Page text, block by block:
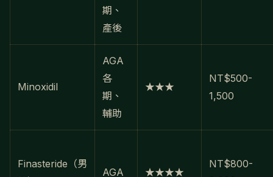
期、
產後
Minoxidil
AGA
各
期、
輔助
★★★
NT$500-
1,500
Finasteride（男
AGA ★★★★
NT$800-